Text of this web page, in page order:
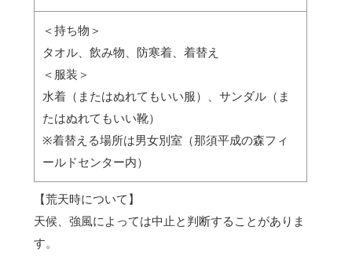
＜持ち物＞
タオル、飲み物、防寒着、着替え
＜服装＞
水着（またはぬれてもいい服）、サンダル（ま
たはぬれてもいい靴）
※着替える場所は男女別室（那須平成の森フィ
ールドセンター内）
【荒天時について】
天候、強風によっては中止と判断することがありま
す。